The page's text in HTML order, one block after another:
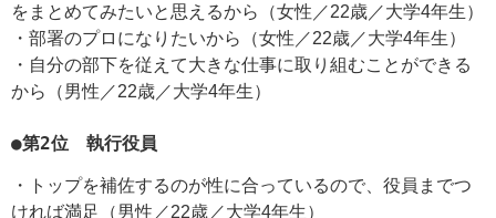
をまとめてみたいと思えるから（女性／22歳／大学4年生）
・部署のプロになりたいから（女性／22歳／大学4年生）
・自分の部下を従えて大きな仕事に取り組むことができる
から（男性／22歳／大学4年生）
●第2位 執行役員
・トップを補佐するのが性に合っているので、役員までつ
ければ満足（男性／22歳／大学4年生）